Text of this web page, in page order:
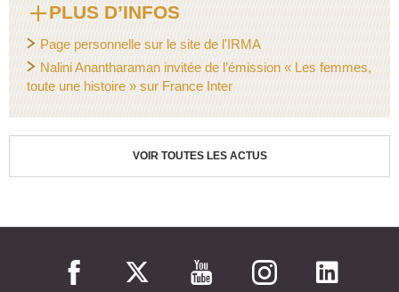
PLUS D’INFOS
Page personnelle sur le site de l'IRMA
Nalini Anantharaman invitée de l’émission « Les femmes,
toute une histoire » sur France Inter
VOIR TOUTES LES ACTUS